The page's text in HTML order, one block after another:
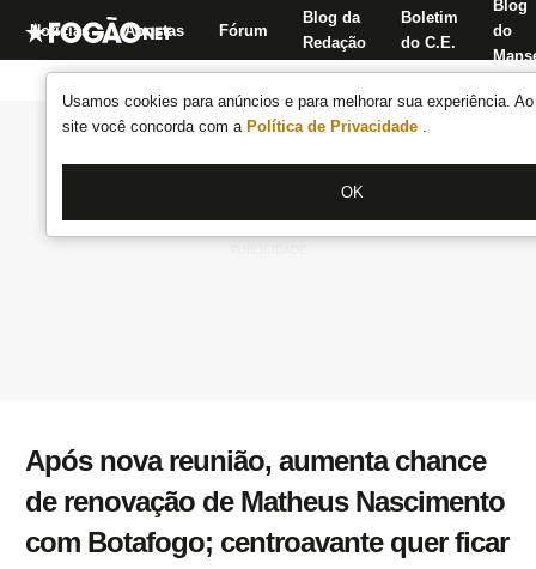
Usamos cookies para anúncios e para melhorar sua experiência.
site você concorda com a Política de Privacidade .
OK
Notícias Apostas Fórum
Blog da
Redação
Boletim
do C.E.
Blog
do
Após nova reunião, aumenta chance
de renovação de Matheus Nascimento
com Botafogo; centroavante quer ficar